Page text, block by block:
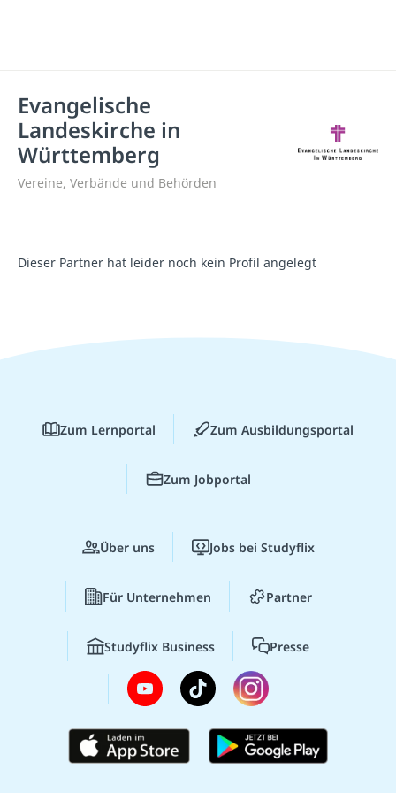
Evangelische
Landeskirche in
Württemberg
Vereine, Verbände und Behörden
Dieser Partner hat leider noch kein Profil angelegt
Zum Lernportal Zum Ausbildungsportal
Zum Jobportal
Über uns Jobs bei Studyflix
Für Unternehmen Partner
Studyflix Business Presse